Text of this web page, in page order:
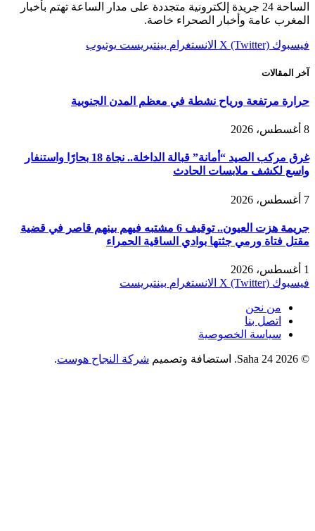
الساحة 24 جريدة إلكترونية متجددة على مدار الساعة تهتم بأخبار
المغرب عامة وأخبار الصحراء خاصة.
فيسبوك X (Twitter) الانستغرام بينتيريست يوتيوب
آخر المقالات
حرارة مرتفعة ورياح نشطة في معظم المدن الجنوبية
8 أغسطس، 2026
غرق مركب الصيد “أمانة” قبالة الداخلة.. نجاة 18 بحارًا واستنفار
واسع لكشف ملابسات الحادث
7 أغسطس، 2026
جريمة هزت العيون.. توقيف 6 مشتبه فيهم بينهم قاصر في قضية
مقتل فتاة ورمي جثتها بوادي الساقية الحمراء
1 أغسطس، 2026
فيسبوك X (Twitter) الانستغرام بينتيريست
من نحن
اتصل بنا
سياسة الخصوصية
© 2026 Saha 24. استضافة وتصميم شركة النجاح هوست.